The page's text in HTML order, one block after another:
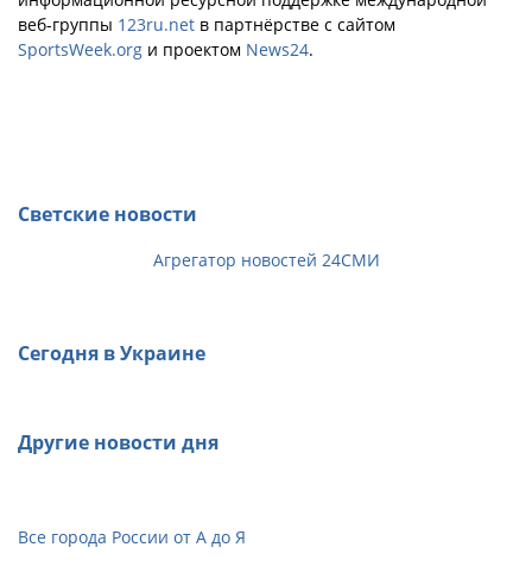
веб-группы 123ru.net в партнёрстве с сайтом
SportsWeek.org и проектом News24.
Светские новости
Агрегатор новостей 24СМИ
Сегодня в Украине
Другие новости дня
Все города России от А до Я